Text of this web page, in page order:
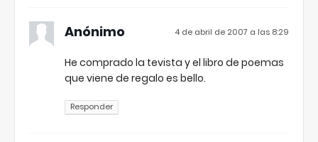
Anónimo 4 de abril de 2007 a las 8:29
He comprado la tevista y el libro de poemas
que viene de regalo es bello.
Responder